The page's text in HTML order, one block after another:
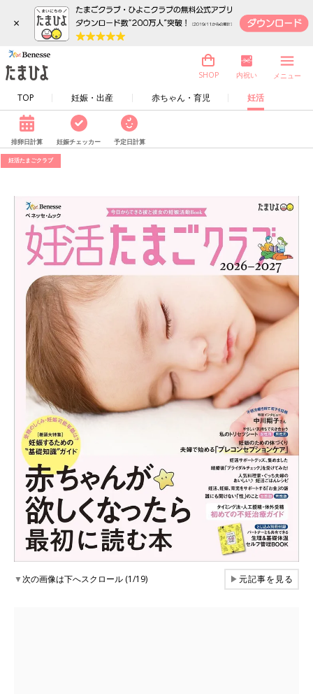
×
TOP 妊娠・出産 赤ちゃん・育児 妊活
SHOP 内祝い メニュー
排卵日計算 妊娠チェッカー 予定日計算
妊活たまごクラブ
▼次の画像は下へスクロール (1/19) ▶元記事を見る